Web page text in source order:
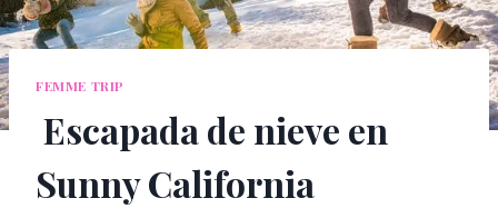
FEMME TRIP
Escapada de nieve en
Sunny California